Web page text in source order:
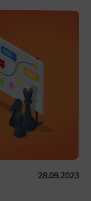
28.09.2023